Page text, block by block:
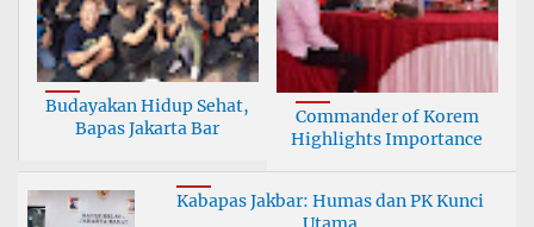
Budayakan Hidup Sehat,
Bapas Jakarta Bar
Commander of Korem
Highlights Importance
Kabapas Jakbar: Humas dan PK Kunci